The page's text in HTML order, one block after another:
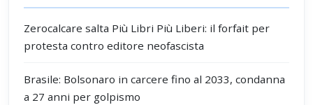
Zerocalcare salta Più Libri Più Liberi: il forfait per
protesta contro editore neofascista
Brasile: Bolsonaro in carcere fino al 2033, condanna
a 27 anni per golpismo